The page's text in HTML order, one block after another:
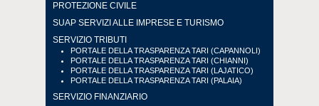
PROTEZIONE CIVILE
SUAP SERVIZI ALLE IMPRESE E TURISMO
SERVIZIO TRIBUTI
PORTALE DELLA TRASPARENZA TARI (CAPANNOLI)
PORTALE DELLA TRASPARENZA TARI (CHIANNI)
PORTALE DELLA TRASPARENZA TARI (LAJATICO)
PORTALE DELLA TRASPARENZA TARI (PALAIA)
SERVIZIO FINANZIARIO